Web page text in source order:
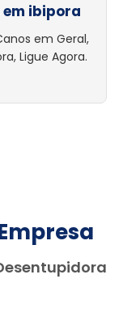
ibipora
em Geral,
Ligue Agora.